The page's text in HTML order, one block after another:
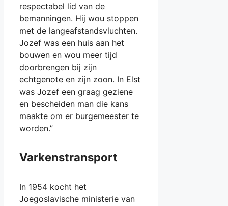
respectabel lid van de
bemanningen. Hij wou stoppen
met de langeafstandsvluchten.
Jozef was een huis aan het
bouwen en wou meer tijd
doorbrengen bij zijn
echtgenote en zijn zoon. In Elst
was Jozef een graag geziene
en bescheiden man die kans
maakte om er burgemeester te
worden.”
Varkenstransport
In 1954 kocht het
Joegoslavische ministerie van